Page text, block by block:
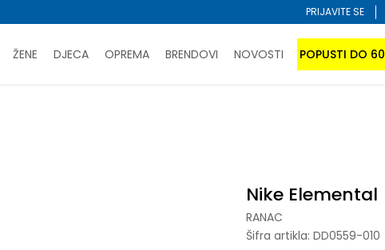
PRIJAVITE SE
ŽENE DJECA OPREMA BRENDOVI NOVOSTI POPUSTI DO
Nike Elemental
RANAC
Šifra artikla: DD0559-010